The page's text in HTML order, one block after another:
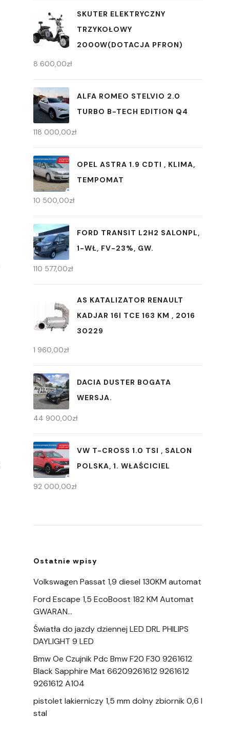
SKUTER ELEKTRYCZNY
TRZYKOŁOWY
2000W(DOTACJA PFRON)
8 600,00zł
ALFA ROMEO STELVIO 2.0
TURBO B-TECH EDITION Q4
118 000,00zł
OPEL ASTRA 1.9 CDTI , KLIMA,
TEMPOMAT
10 500,00zł
FORD TRANSIT L2H2 SALONPL,
1-WŁ, FV-23%, GW.
110 577,00zł
AS KATALIZATOR RENAULT
KADJAR 16I TCE 163 KM , 2016
30229
1 960,00zł
DACIA DUSTER BOGATA
WERSJA.
44 900,00zł
VW T-CROSS 1.0 TSI , SALON
POLSKA, 1. WŁAŚCICIEL
92 000,00zł
Ostatnie wpisy
Volkswagen Passat 1,9 diesel 130KM automat
Ford Escape 1,5 EcoBoost 182 KM Automat
GWARAN…
Światła do jazdy dziennej LED DRL PHILIPS
DAYLIGHT 9 LED
Bmw Oe Czujnik Pdc Bmw F20 F30 9261612
Black Sapphire Mat 66209261612 9261612
9261612 A104
pistolet lakierniczy 1,5 mm dolny zbiornik 0,6 l
stal